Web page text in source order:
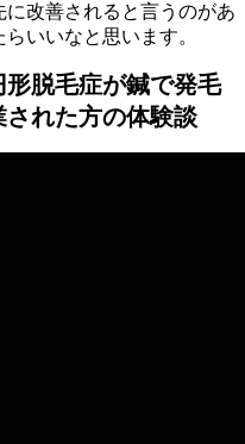
改善されると言うのがあ
いいなと思います。
脱毛症が鍼で発毛
された方の体験談